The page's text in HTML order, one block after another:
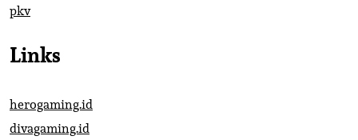
pkv
Links
herogaming.id
divagaming.id